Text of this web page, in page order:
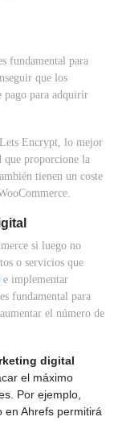
fundamental para
que los
pago para adquirir
Encrypt, lo mejor
que proporcione la
tienen un coste
si luego no
o servicios que
e implementar
fundamental para
el número de
digital
el máximo
Por ejemplo,
en Ahrefs permitirá